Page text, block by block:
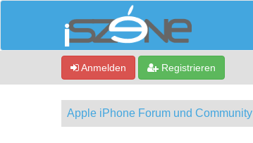
Anmelden Registrieren
Apple iPhone Forum und Community